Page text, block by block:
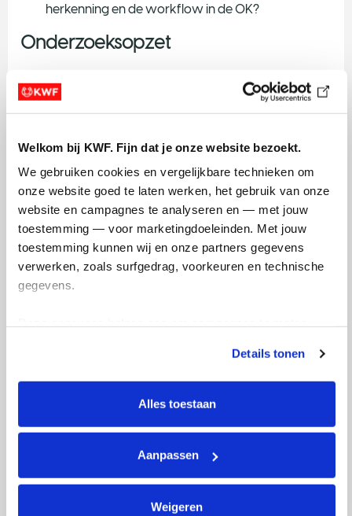
Welkom bij KWF. Fijn dat je onze website bezoekt.
We gebruiken cookies en vergelijkbare technieken om
onze website goed te laten werken, het gebruik van onze
website en campagnes te analyseren en — met jouw
toestemming — voor marketingdoeleinden. Met jouw
toestemming kunnen wij en onze partners gegevens
verwerken, zoals surfgedrag, voorkeuren en technische
gegevens.
tonen. Je kunt je toestemming op elk moment wijzigen of
intrekken via Cookie instellingen onderaan de pagina. De
lijst met cookies is te vinden in het tabblad “details”.
Details tonen
Alles toestaan
Aanpassen
Weigeren
herkenning en de workflow in de OK?
Onderzoeksopzet
van de kleurstof en testen we chemische
eigenschappen, helderheid en bindingskracht van de
we een “levende biobank” van patiënt-afgeleide mini-
tumoren en testen we daar binding en opname van de
kleurstof; we maken ook muismodellen met deze mini-
tumoren om zo dicht mogelijk bij de situatie in de mens
te blijven. In stap 3 bepalen we dosis en timing en meten
we prestaties in muismodellen met klinische ICG-
camera’s.
Verwachte uitkomsten
We streven er naar om een kleurstof te ontwikkelen die
vrijwel direct getest kan worden op mensen.
camera-instellingen), gevalideerde AI-ondersteuning
en gestandaardiseerde protocollen en datasets die
andere ziekenhuizen en onderzoekers kunnen
voor de aanvraag van de eerste klinische studie.